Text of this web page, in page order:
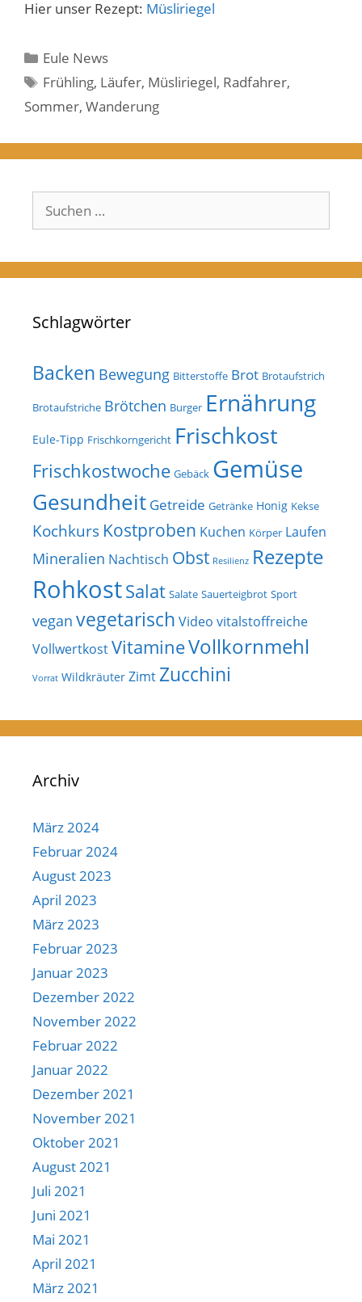
Hier unser Rezept: Müsliriegel
Kategorien
Eule News
Schlagwörter
Frühling, Läufer, Müsliriegel, Radfahrer,
Sommer, Wanderung
Suchen
nach:
Schlagwörter
Backen Bewegung Bitterstoffe Brot Brotaufstrich
Brotaufstriche Brötchen Burger Ernährung
Eule-Tipp Frischkorngericht Frischkost
Frischkostwoche Gebäck Gemüse
Gesundheit Getreide Getränke Honig Kekse
Kochkurs Kostproben Kuchen Körper Laufen
Mineralien Nachtisch Obst Resilienz Rezepte
RohkostSalat Salate Sauerteigbrot Sport
vegan vegetarisch Video vitalstoffreiche
VollwertkostVitamineVollkornmehl
Vorrat Wildkräuter Zimt Zucchini
Archiv
März 2024
Februar 2024
August 2023
April 2023
März 2023
Februar 2023
Januar 2023
Dezember 2022
November 2022
Februar 2022
Januar 2022
Dezember 2021
November 2021
Oktober 2021
August 2021
Juli 2021
Juni 2021
Mai 2021
April 2021
März 2021